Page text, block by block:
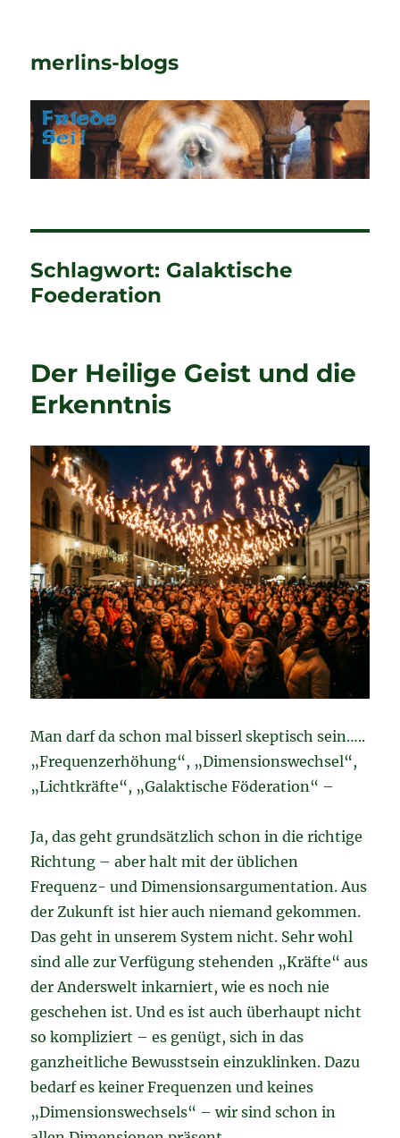
merlins-blogs
Schlagwort: Galaktische
Foederation
Der Heilige Geist und die
Erkenntnis
Man darf da schon mal bisserl skeptisch sein…..
„Frequenzerhöhung“, „Dimensionswechsel“,
„Lichtkräfte“, „Galaktische Föderation“ –
Ja, das geht grundsätzlich schon in die richtige
Richtung – aber halt mit der üblichen
Frequenz- und Dimensionsargumentation. Aus
der Zukunft ist hier auch niemand gekommen.
Das geht in unserem System nicht. Sehr wohl
sind alle zur Verfügung stehenden „Kräfte“ aus
der Anderswelt inkarniert, wie es noch nie
geschehen ist. Und es ist auch überhaupt nicht
so kompliziert – es genügt, sich in das
ganzheitliche Bewusstsein einzuklinken. Dazu
bedarf es keiner Frequenzen und keines
„Dimensionswechsels“ – wir sind schon in